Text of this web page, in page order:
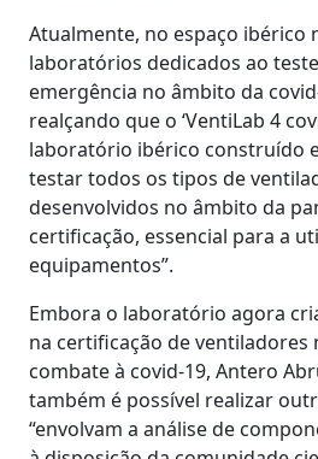
Atualmente, no espaço ibérico
laboratórios dedicados ao
emergência no âmbito da
realçando que o ‘VentiLab 4
laboratório ibérico construído
testar todos os tipos de
desenvolvidos no âmbito da
certificação, essencial para a
equipamentos”.
Embora o laboratório agora
na certificação de ventiladores
combate à covid-19, Antero
também é possível realizar
“envolvam a análise de